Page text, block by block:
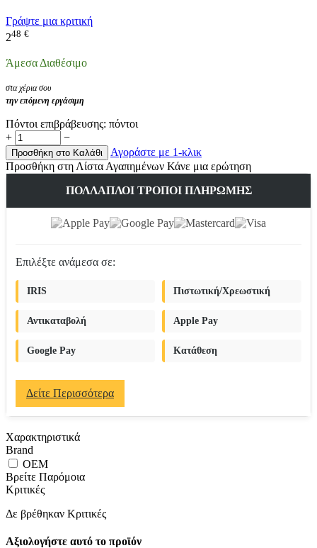
Γράψτε μια κριτική
248 €
Άμεσα Διαθέσιμο
στα χέρια σου
την επόμενη εργάσιμη
Πόντοι επιβράβευσης: πόντοι
+
−
Προσθήκη στο Καλάθι
Αγοράστε με 1-κλικ
Προσθήκη στη Λίστα Αγαπημένων Κάνε μια ερώτηση
ΠΟΛΛΑΠΛΟΊ ΤΡΌΠΟΙ ΠΛΗΡΩΜΉΣ
Επιλέξτε ανάμεσα σε:
IRIS Πιστωτική/Χρεωστική
Αντικαταβολή Apple Pay
Google Pay Κατάθεση
Δείτε Περισσότερα
Χαρακτηριστικά
Brand
OEM
Βρείτε Παρόμοια
Κριτικές
Δε βρέθηκαν Κριτικές
Αξιολογήστε αυτό το προϊόν